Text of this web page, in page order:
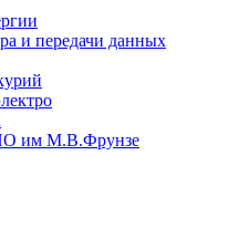
и передачи данных
им М.В.Фрунзе